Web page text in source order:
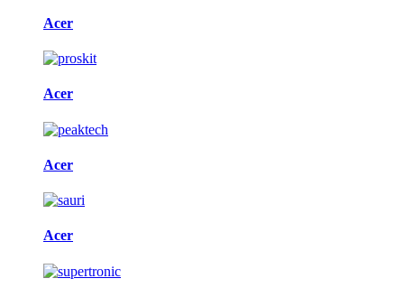
Acer
Acer
Acer
Acer